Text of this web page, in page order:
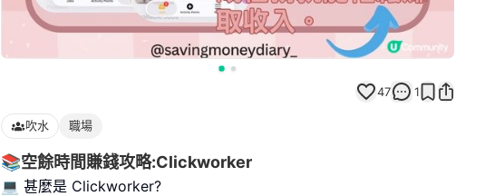
47 1
吹水 職場
📚空餘時間賺錢攻略:Clickworker
💻 甚麼是 Clickworker?